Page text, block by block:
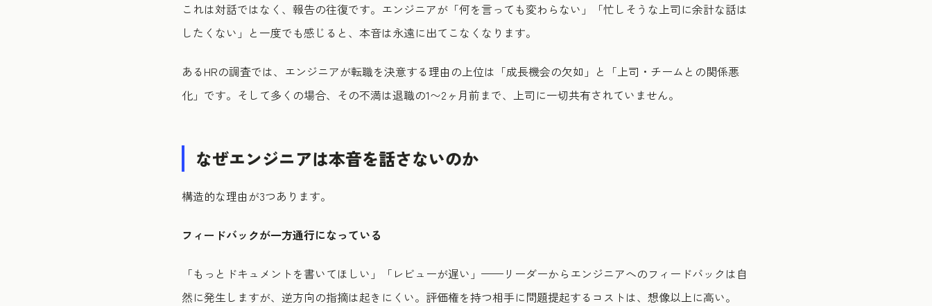
これは対話ではなく、報告の往復です。エンジニアが「何を言っても変わらない」「忙しそうな上司に余計な話は
したくない」と一度でも感じると、本音は永遠に出てこなくなります。
あるHRの調査では、エンジニアが転職を決意する理由の上位は「成長機会の欠如」と「上司・チームとの関係悪
化」です。そして多くの場合、その不満は退職の1〜2ヶ月前まで、上司に一切共有されていません。
なぜエンジニアは本音を話さないのか
構造的な理由が3つあります。
フィードバックが一方通行になっている
「もっとドキュメントを書いてほしい」「レビューが遅い」——リーダーからエンジニアへのフィードバックは自
然に発生しますが、逆方向の指摘は起きにくい。評価権を持つ相手に問題提起するコストは、想像以上に高い。